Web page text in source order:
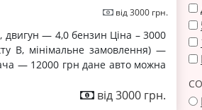
від 3000 грн.
двигун — 4,0 бензин Ціна – 3000
В, мінімальне замовлення) —
— 12000 грн дане авто можна
від 3000 грн.